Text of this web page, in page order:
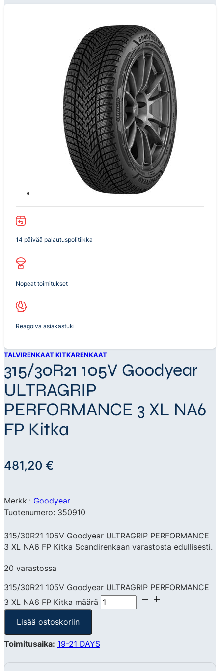
14 päivää palautuspolitiikka
Nopeat toimitukset
Reagoiva asiakastuki
TALVIRENKAAT KITKARENKAAT
315/30R21 105V Goodyear
ULTRAGRIP
PERFORMANCE 3 XL NA6
FP Kitka
481,20 €
Merkki: Goodyear
Tuotenumero: 350910
315/30R21 105V Goodyear ULTRAGRIP PERFORMANCE
3 XL NA6 FP Kitka Scandirenkaan varastosta edullisesti.
20 varastossa
315/30R21 105V Goodyear ULTRAGRIP PERFORMANCE
3 XL NA6 FP Kitka määrä
Lisää ostoskoriin
Toimitusaika: 19-21 DAYS